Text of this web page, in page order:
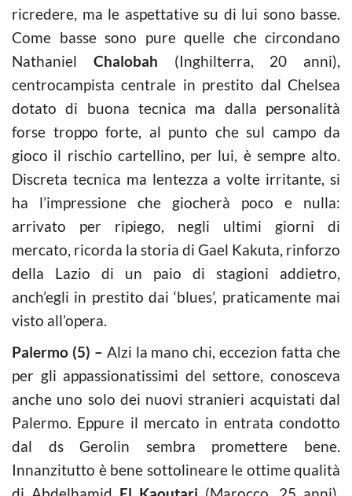
ricredere, ma le aspettative su di lui sono basse.
Come basse sono pure quelle che circondano
Nathaniel Chalobah (Inghilterra, 20 anni),
centrocampista centrale in prestito dal Chelsea
dotato di buona tecnica ma dalla personalità
forse troppo forte, al punto che sul campo da
gioco il rischio cartellino, per lui, è sempre alto.
Discreta tecnica ma lentezza a volte irritante, si
ha l’impressione che giocherà poco e nulla:
arrivato per ripiego, negli ultimi giorni di
mercato, ricorda la storia di Gael Kakuta, rinforzo
della Lazio di un paio di stagioni addietro,
anch’egli in prestito dai ‘blues’, praticamente mai
visto all’opera.
Palermo (5) – Alzi la mano chi, eccezion fatta che
per gli appassionatissimi del settore, conosceva
anche uno solo dei nuovi stranieri acquistati dal
Palermo. Eppure il mercato in entrata condotto
dal ds Gerolin sembra promettere bene.
Innanzitutto è bene sottolineare le ottime qualità